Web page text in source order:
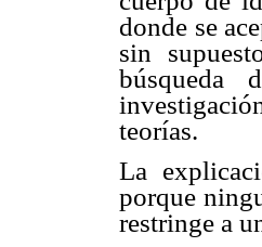
donde se
sin
búsqueda
teorías.
La
porque
restringe a